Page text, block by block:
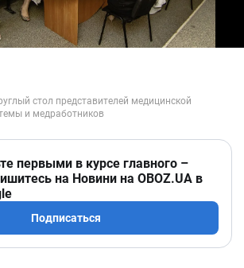
первыми в курсе главного –
на Новини на OBOZ.UA в
Подписаться